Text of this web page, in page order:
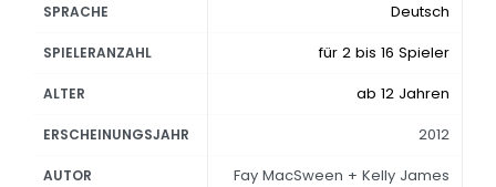
SPRACHE Deutsch
SPIELERANZAHL für 2 bis 16 Spieler
ALTER ab 12 Jahren
ERSCHEINUNGSJAHR 2012
AUTOR Fay MacSween + Kelly James